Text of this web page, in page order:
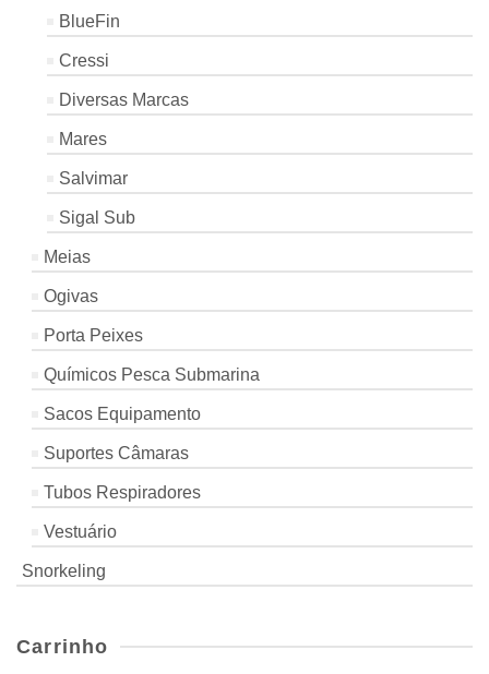
BlueFin
Cressi
Diversas Marcas
Mares
Salvimar
Sigal Sub
Meias
Ogivas
Porta Peixes
Químicos Pesca Submarina
Sacos Equipamento
Suportes Câmaras
Tubos Respiradores
Vestuário
Snorkeling
Carrinho